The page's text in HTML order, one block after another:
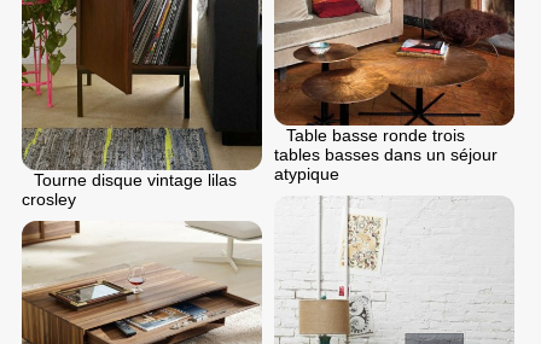
Table basse ronde trois
tables basses dans un séjour
atypique
Tourne disque vintage lilas
crosley